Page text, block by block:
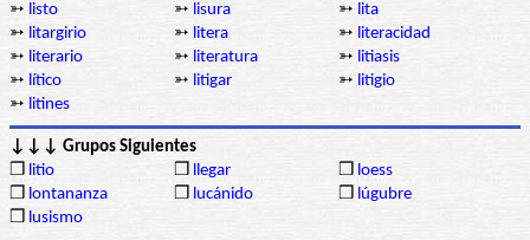
➳ listo ➳ lisura ➳ lita
➳ litargirio ➳ litera ➳ literacidad
➳ literario ➳ literatura ➳ litiasis
➳ lítico ➳ litigar ➳ litigio
➳ litines
↓↓↓ Grupos Siguientes
❒ litio ❒ llegar ❒ loess
❒ lontananza ❒ lucánido ❒ lúgubre
❒ lusismo